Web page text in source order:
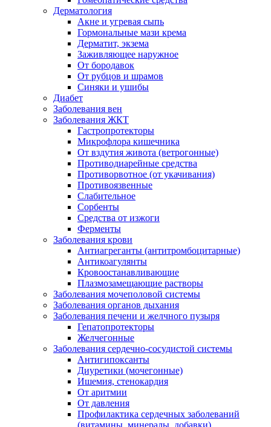
Дерматология
Акне и угревая сыпь
Гормональные мази крема
Дерматит, экзема
Заживляющее наружное
От бородавок
От рубцов и шрамов
Синяки и ушибы
Диабет
Заболевания вен
Заболевания ЖКТ
Гастропротекторы
Микрофлора кишечника
От вздутия живота (ветрогонные)
Противодиарейные средства
Противорвотное (от укачивания)
Противоязвенные
Слабительное
Сорбенты
Средства от изжоги
Ферменты
Заболевания крови
Антиагреганты (антитромбоцитарные)
Антикоагулянты
Кровоостанавливающие
Плазмозамещающие растворы
Заболевания мочеполовой системы
Заболевания органов дыхания
Заболевания печени и желчного пузыря
Гепатопротекторы
Желчегонные
Заболевания сердечно-сосудистой системы
Антигипоксанты
Диуретики (мочегонные)
Ишемия, стенокардия
От аритмии
От давления
Профилактика сердечных заболеваний
(витамины, минералы, добавки)